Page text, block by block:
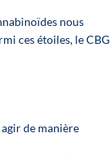
nous
ces étoiles, le CBG
agir de manière